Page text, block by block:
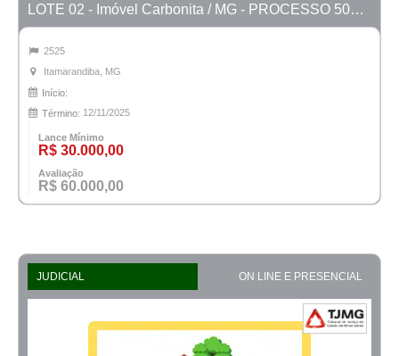
LOTE 02 - Imóvel Carbonita / MG - PROCESSO 5001127-40.2023-TJMG- COMARCA DE ITAMARANDIBA
2525
Itamarandiba, MG
Início:
Término: 12/11/2025
Lance Mínimo
R$ 30.000,00
Avaliação
R$ 60.000,00
JUDICIAL ON LINE E PRESENCIAL